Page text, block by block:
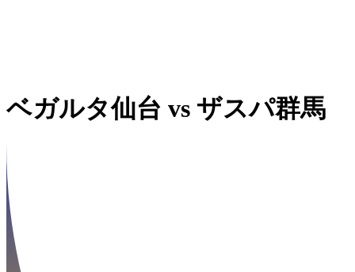
ベガルタ仙台 vs ザスパ群馬